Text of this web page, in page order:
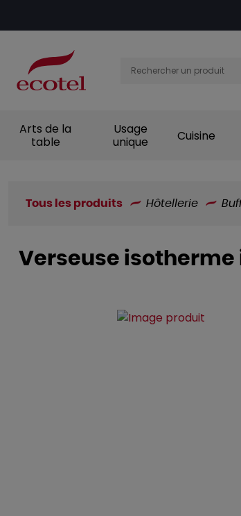
Arts de la
table
Usage
unique
Cuisine
Tous les produits Hôtellerie
Verseuse isotherme